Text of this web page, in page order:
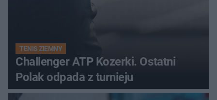
TENIS ZIEMNY
Challenger ATP Kozerki. Ostatni
Polak odpada z turnieju